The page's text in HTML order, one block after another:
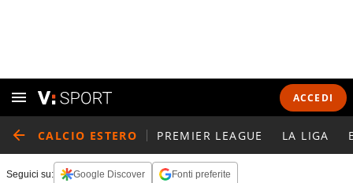
ACCEDI
CALCIO ESTERO PREMIER LEAGUE LA LIGA
Seguici su: Google Discover Fonti preferite